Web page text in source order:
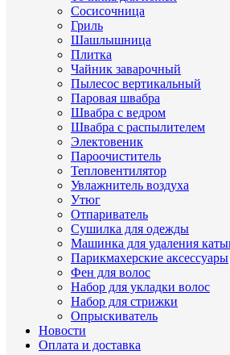
Сосисочница
Гриль
Шашлышница
Плитка
Чайник заварочный
Пылесос вертикальный
Паровая швабра
Швабра с ведром
Швабра с распылителем
Электовеник
Пароочиститель
Тепловентилятор
Увлажнитель воздуха
Утюг
Отпариватель
Сушилка для одежды
Машинка для удаления
Парикмахерские аксессуары
Фен для волос
Набор для укладки волос
Набор для стрижки
Опрыскиватель
Новости
Оплата и доставка